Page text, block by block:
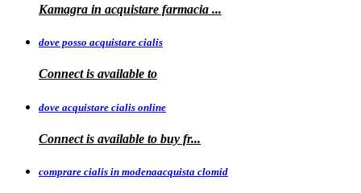
Kamagra in acquistare farmacia ...
dove posso acquistare cialis
Connect is available to
dove acquistare cialis online
Connect is available to buy fr...
comprare cialis in modenaacquista clomid